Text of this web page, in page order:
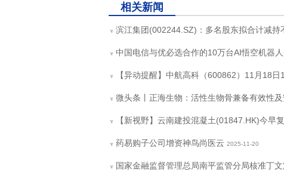
相关新闻
v 滨江集团(002244.SZ)：多名股东拟合计减持
v 中国电信与优必选合作的10万台AI悟空机器
v 【异动提醒】中航高科（600862）11月18
v 微头条丨正海生物：活性生物骨兼备有效性
v 【新视野】云南建投混凝土(01847.HK)今早
v 药易购子公司增资神鸟尚医云 2025-11-20
v 国家金融监督管理总局南平监管分局核准丁